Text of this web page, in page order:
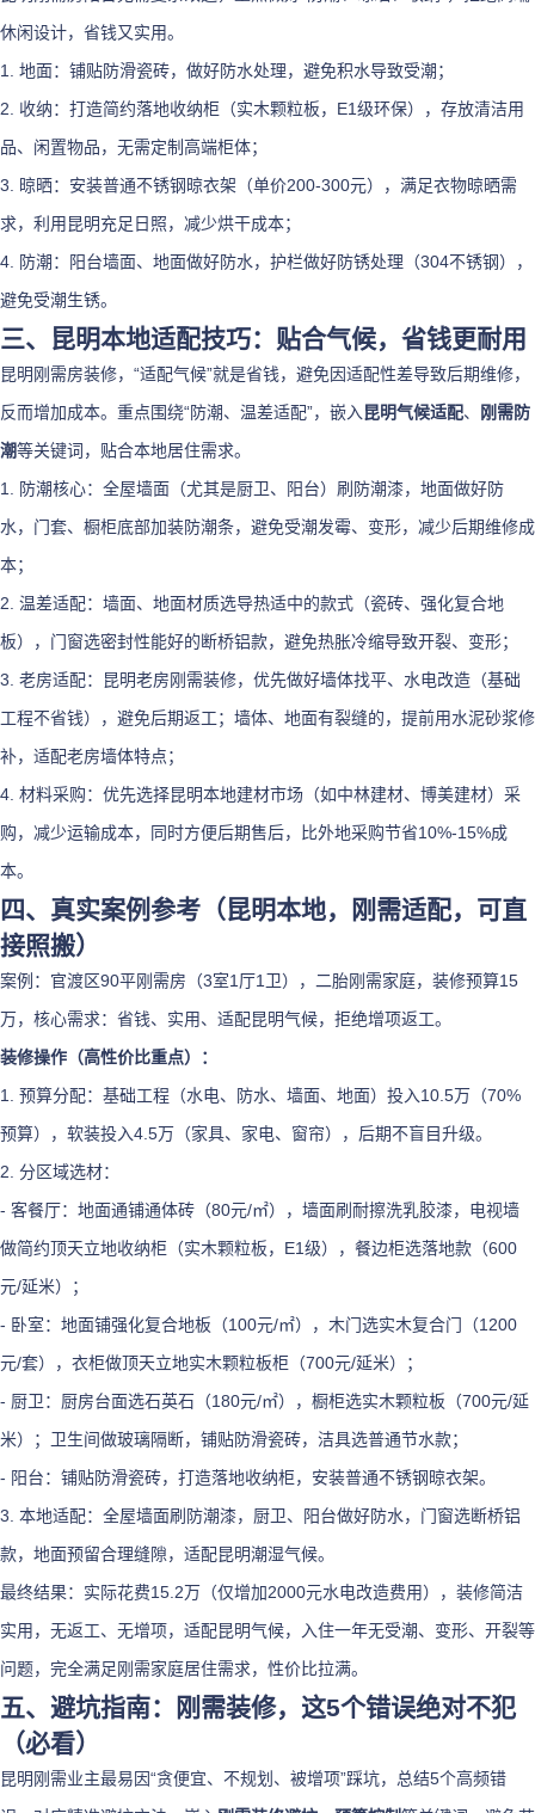
休闲设计，省钱又实用。
1. 地面：铺贴防滑瓷砖，做好防水处理，避免积水导致受潮；
2. 收纳：打造简约落地收纳柜（实木颗粒板，E1级环保），存放清洁用
品、闲置物品，无需定制高端柜体；
3. 晾晒：安装普通不锈钢晾衣架（单价200-300元），满足衣物晾晒需
求，利用昆明充足日照，减少烘干成本；
4. 防潮：阳台墙面、地面做好防水，护栏做好防锈处理（304不锈钢），
避免受潮生锈。
三、昆明本地适配技巧：贴合气候，省钱更耐用
昆明刚需房装修，“适配气候”就是省钱，避免因适配性差导致后期维修，
反而增加成本。重点围绕“防潮、温差适配”，嵌入 昆明气候适配、
刚需防
潮等关键词，贴合本地居住需求。
1. 防潮核心：全屋墙面（尤其是厨卫、阳台）刷防潮漆，地面做好防
水，门套、橱柜底部加装防潮条，避免受潮发霉、变形，减少后期维修成
本；
2. 温差适配：墙面、地面材质选导热适中的款式（瓷砖、强化复合地
板），门窗选密封性能好的断桥铝款，避免热胀冷缩导致开裂、变形；
3. 老房适配：昆明老房刚需装修，优先做好墙体找平、水电改造（基础
工程不省钱），避免后期返工；墙体、地面有裂缝的，提前用水泥砂浆修
补，适配老房墙体特点；
4. 材料采购：优先选择昆明本地建材市场（如中林建材、博美建材）采
购，减少运输成本，同时方便后期售后，比外地采购节省10%-15%成
本。
四、真实案例参考（昆明本地，刚需适配，可直
接照搬）
案例：官渡区90平刚需房（3室1厅1卫），二胎刚需家庭，装修预算15
万，核心需求：省钱、实用、适配昆明气候，拒绝增项返工。
装修操作（高性价比重点）：
1. 预算分配：基础工程（水电、防水、墙面、地面）投入10.5万（70%
预算），软装投入4.5万（家具、家电、窗帘），后期不盲目升级。
2. 分区域选材：
- 客餐厅：地面通铺通体砖（80元/㎡），墙面刷耐擦洗乳胶漆，电视墙
做简约顶天立地收纳柜（实木颗粒板，E1级），餐边柜选落地款（600
元/延米）；
- 卧室：地面铺强化复合地板（100元/㎡），木门选实木复合门（1200
元/套），衣柜做顶天立地实木颗粒板柜（700元/延米）；
- 厨卫：厨房台面选石英石（180元/㎡），橱柜选实木颗粒板（700元/延
米）；卫生间做玻璃隔断，铺贴防滑瓷砖，洁具选普通节水款；
- 阳台：铺贴防滑瓷砖，打造落地收纳柜，安装普通不锈钢晾衣架。
3. 本地适配：全屋墙面刷防潮漆，厨卫、阳台做好防水，门窗选断桥铝
款，地面预留合理缝隙，适配昆明潮湿气候。
最终结果：实际花费15.2万（仅增加2000元水电改造费用），装修简洁
实用，无返工、无增项，适配昆明气候，入住一年无受潮、变形、开裂等
问题，完全满足刚需家庭居住需求，性价比拉满。
五、避坑指南：刚需装修，这5个错误绝对不犯
（必看）
昆明刚需业主最易因“贪便宜、不规划、被增项”踩坑，总结5个高频错